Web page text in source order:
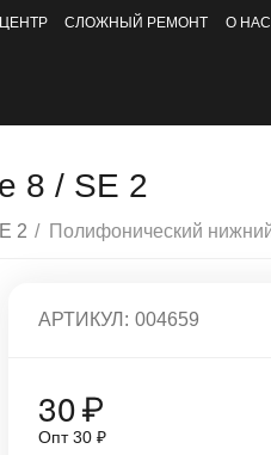
СЛОЖНЫЙ РЕМОНТ О НАС
8 / SE 2
2 /
АРТИКУЛ: 004659
30₽
Опт30 ₽